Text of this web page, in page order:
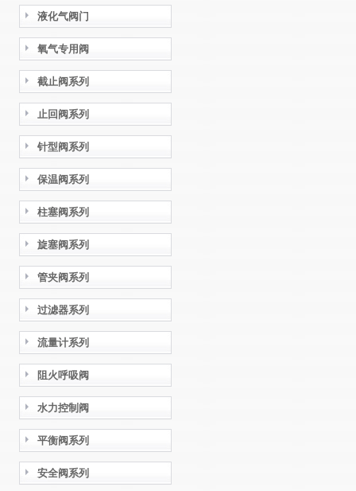
液化气阀门
氧气专用阀
截止阀系列
止回阀系列
针型阀系列
保温阀系列
柱塞阀系列
旋塞阀系列
管夹阀系列
过滤器系列
流量计系列
阻火呼吸阀
水力控制阀
平衡阀系列
安全阀系列